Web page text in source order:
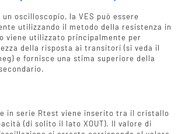
oscilloscopio, la VES può essere
utilizzando il metodo della resistenza in
viene utilizzato principalmente per
della risposta ai transitori (si veda il
e fornisce una stima superiore della
in serie Rtest viene inserito tra il cristallo
(di solito il lato XOUT). Il valore di